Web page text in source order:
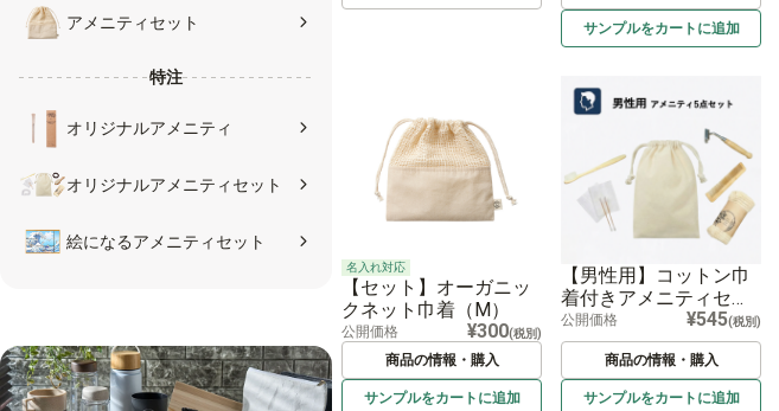
アメニティセット
特注
オリジナルアメニティ
オリジナルアメニティセット
絵になるアメニティセット
サンプルをカートに追加
名入れ対応
【セット】オーガニッ
クネット巾着（M）
公開価格 ¥300(税別)
商品の情報・購入
サンプルをカートに追加
【男性用】コットン巾
着付きアメニティセッ
ト
公開価格 ¥545(税別)
商品の情報・購入
サンプルをカートに追加